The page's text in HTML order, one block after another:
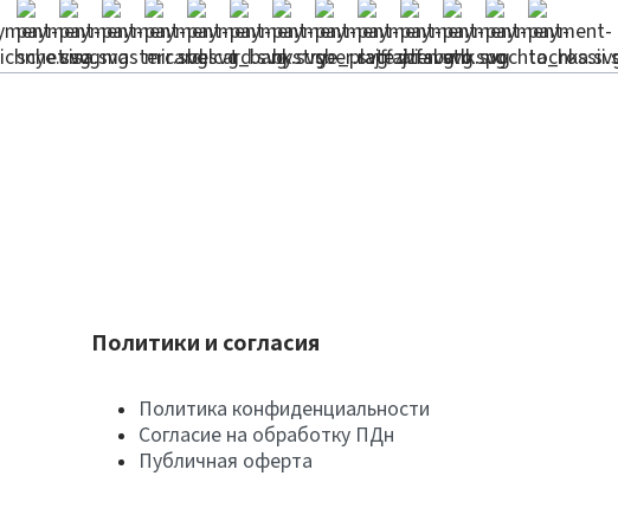
Политики и согласия
Политика конфиденциальности
Согласие на обработку ПДн
Публичная оферта